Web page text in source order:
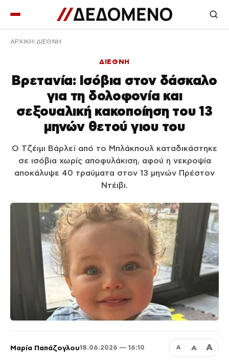
ΑΡΧΙΚΉ ΔΙΕΘΝΗ
ΔΙΕΘΝΗ
Βρετανία: Ισόβια στον δάσκαλο
για τη δολοφονία και
σεξουαλική κακοποίηση του 13
μηνών θετού γιου του
Ο Τζέιμι Βάρλεϊ από το Μπλάκπουλ καταδικάστηκε
σε ισόβια χωρίς αποφυλάκιση, αφού η νεκροψία
αποκάλυψε 40 τραύματα στον 13 μηνών Πρέστον
Ντέιβι.
Μαρία Παπάζογλου18.06.2026 — 16:10 Α Α Α